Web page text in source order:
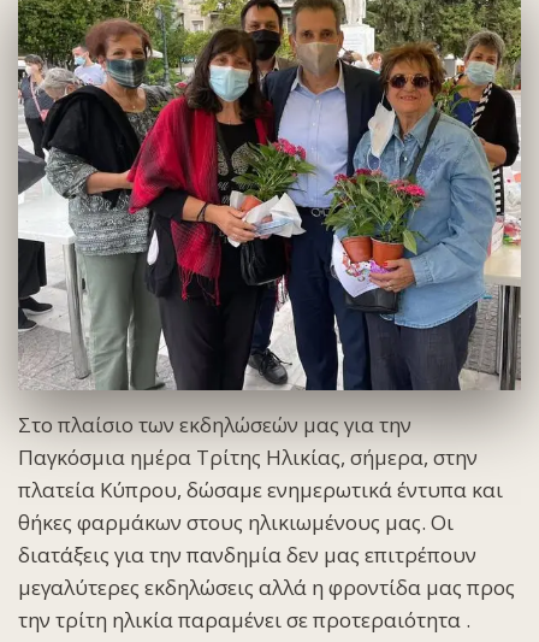
Στο πλαίσιο των εκδηλώσεών μας για την
Παγκόσμια ημέρα Τρίτης Ηλικίας, σήμερα, στην
πλατεία Κύπρου, δώσαμε ενημερωτικά έντυπα και
θήκες φαρμάκων στους ηλικιωμένους μας. Οι
διατάξεις για την πανδημία δεν μας επιτρέπουν
μεγαλύτερες εκδηλώσεις αλλά η φροντίδα μας προς
την τρίτη ηλικία παραμένει σε προτεραιότητα .